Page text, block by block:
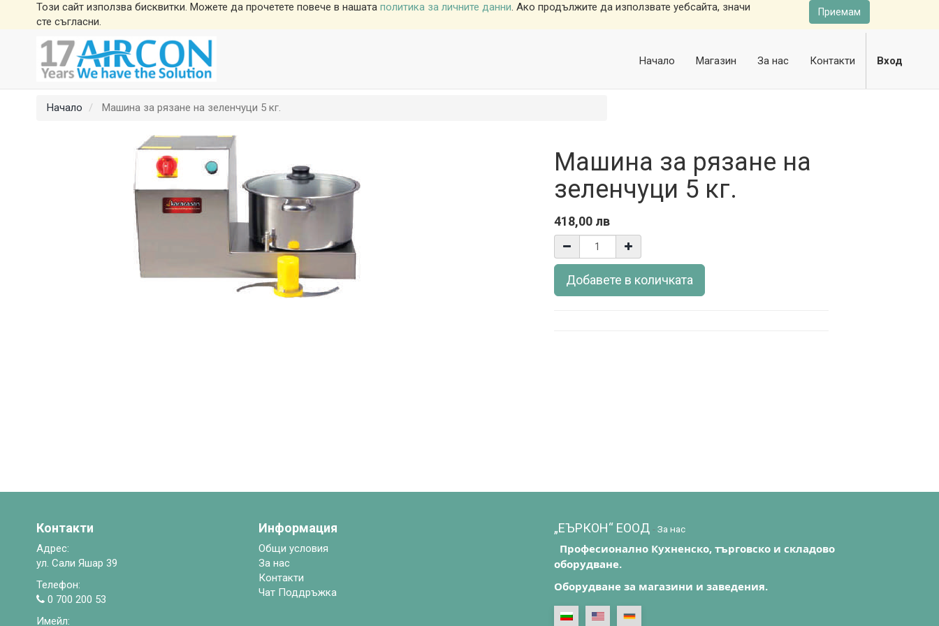
Този сайт използва бисквитки. Можете да прочетете повече в нашата политика за личните данни. Ако продължите да използвате уебсайта, значи
сте съгласни.
Приемам
Начало Магазин За нас Контакти Вход
Начало Машина за рязане на зеленчуци 5 кг.
Машина за рязане на
зеленчуци 5 кг.
418,00лв
Добавете в количката
Контакти
Адрес:
ул. Сали Яшар 39
Телефон:
0 700 200 53
Имейл:
Информация
Общи условия
За нас
Контакти
Чат Поддръжка
„ЕЪРКОН“ EООД - За нас
Професионално Кухненско, търговско и складово
оборудване.
Оборудване за магазини и заведения.